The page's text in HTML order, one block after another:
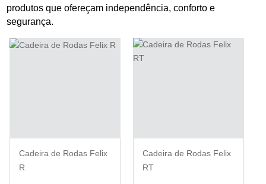
produtos que ofereçam independência, conforto e
segurança.
Cadeira de Rodas Felix
R
Cadeira de Rodas Felix
RT